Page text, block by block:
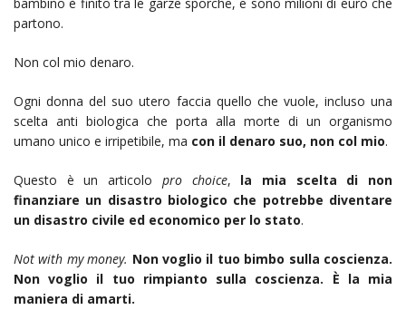
partono.
Non col mio denaro.
Ogni donna del suo utero faccia quello che vuole, incluso una
scelta anti biologica che porta alla morte di un organismo
umano unico e irripetibile, ma con il denaro suo, non col mio.
Questo è un articolo pro choice, la mia scelta di non
finanziare un disastro biologico che potrebbe diventare
un disastro civile ed economico per lo stato.
Not with my money. Non voglio il tuo bimbo sulla coscienza.
Non voglio il tuo rimpianto sulla coscienza. È la mia
maniera di amarti.